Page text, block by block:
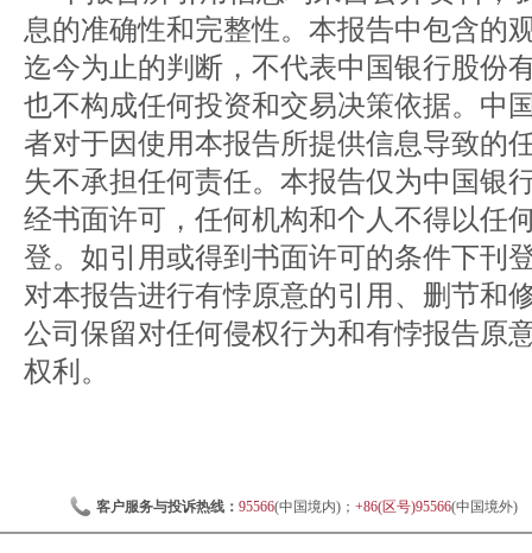
息的准确性和完整性。本报告中包含的
迄今为止的判断，不代表中国银行股份
也不构成任何投资和交易决策依据。中
者对于因使用本报告所提供信息导致的
失不承担任何责任。本报告仅为中国银
经书面许可，任何机构和个人不得以任
登。如引用或得到书面许可的条件下刊
对本报告进行有悖原意的引用、删节和
公司保留对任何侵权行为和有悖报告原
权利。
客户服务与投诉热线： 95566(中国境内)； +86(区号)95566(中国境外)